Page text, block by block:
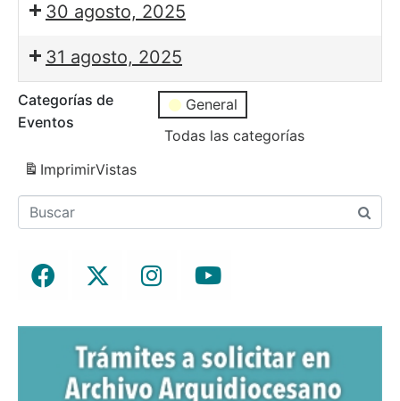
30 agosto, 2025
31 agosto, 2025
Categorías de
Eventos
General
Todas las categorías
ImprimirVistas